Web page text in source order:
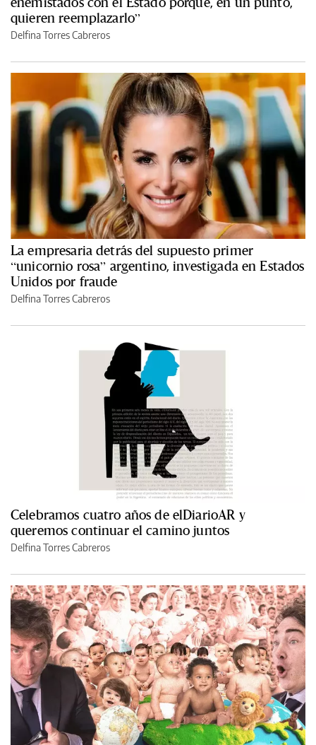
quieren reemplazarlo”
Delfina Torres Cabreros
La empresaria detrás del supuesto primer
“unicornio rosa” argentino, investigada en Estados
Unidos por fraude
Delfina Torres Cabreros
Celebramos cuatro años de elDiarioAR y
queremos continuar el camino juntos
Delfina Torres Cabreros